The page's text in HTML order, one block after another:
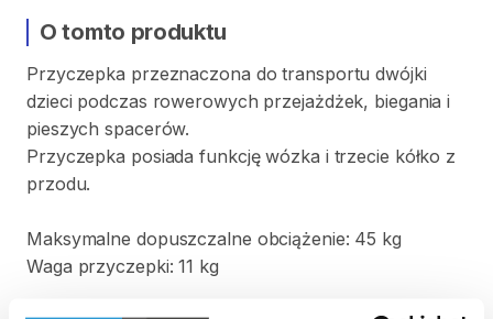
O tomto produktu
Przyczepka przeznaczona do transportu dwójki
dzieci podczas rowerowych przejażdżek​​,​ biegania i
pieszych spacerów.
Przyczepka posiada funkcję wózka i trzecie kółko z
przodu.
Maksymalne dopuszczalne obciążenie: 45 kg
Waga przyczepki: 11 kg